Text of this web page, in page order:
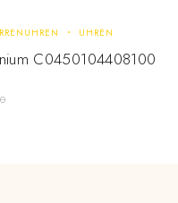
UHREN
C0450104408100